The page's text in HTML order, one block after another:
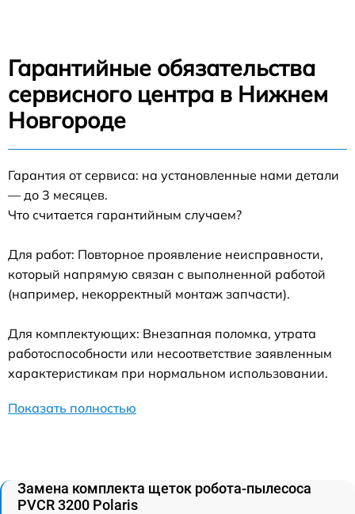
Гарантийные обязательства
сервисного центра в Нижнем
Новгороде
Гарантия от сервиса: на установленные нами детали
— до 3 месяцев.
Что считается гарантийным случаем?
Для работ: Повторное проявление неисправности,
который напрямую связан с выполненной работой
(например, некорректный монтаж запчасти).
Для комплектующих: Внезапная поломка, утрата
работоспособности или несоответствие заявленным
характеристикам при нормальном использовании.
Показать полностью
Замена комплекта щеток робота-пылесоса
PVCR 3200 Polaris